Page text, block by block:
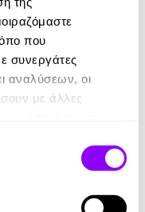
που
συνεργάτες
αναλύσεων, οι
με άλλες